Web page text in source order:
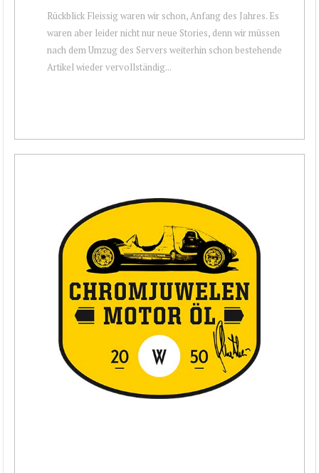
Rückblick Fleissig waren wir schon, Anfang des Jahres. Es
waren aber leider nicht nur neue Stories, denn wir müssen
nach dem Umzug des Servers weiterhin schon bestehende
Artikel wieder vervollständig...